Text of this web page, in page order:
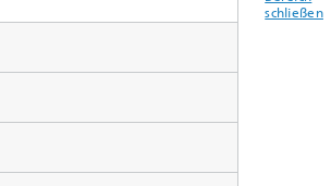
schließen